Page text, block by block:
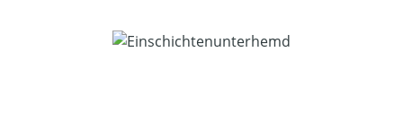
Bildergalerie überspringen